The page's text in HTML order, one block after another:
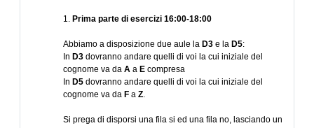
1. Prima parte di esercizi 16:00-18:00
Abbiamo a disposizione due aule la D3 e la D5:
In D3 dovranno andare quelli di voi la cui iniziale del
cognome va da A a E compresa
In D5 dovranno andare quelli di voi la cui iniziale del
cognome va da F a Z.
Si prega di disporsi una fila si ed una fila no, lasciando un